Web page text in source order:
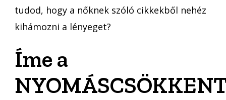
tudod, hogy a nőknek szóló cikkekből nehéz
kihámozni a lényeget?
Íme a